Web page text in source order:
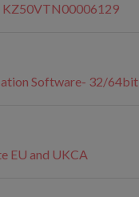
KZ50VTN00006129
Software- 32/64bit
EU and UKCA